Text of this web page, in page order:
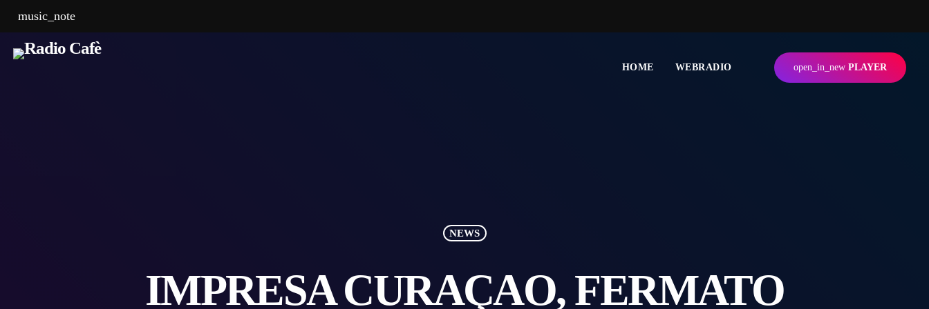
music_note
HOME WEBRADIO open_in_new PLAYER
NEWS
IMPRESA CURAÇAO, FERMATO